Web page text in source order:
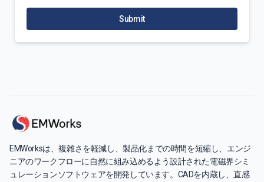
Submit
EMWorksは、複雑さを軽減し、製品化までの時間を短縮し、エンジ
ニアのワークフローに自然に組み込めるよう設計された電磁界シミ
ュレーションソフトウェアを開発しています。CADを内蔵し、直感